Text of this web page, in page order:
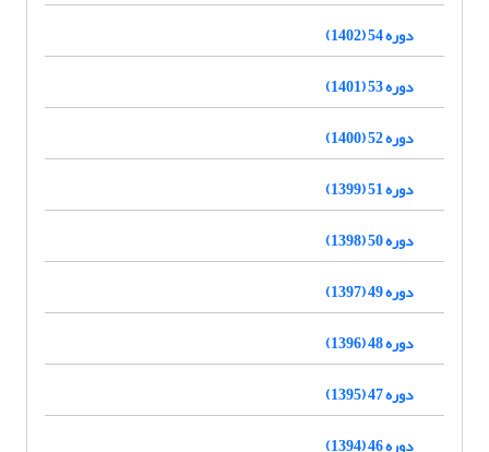
دوره 54 (1402)
دوره 53 (1401)
دوره 52 (1400)
دوره 51 (1399)
دوره 50 (1398)
دوره 49 (1397)
دوره 48 (1396)
دوره 47 (1395)
دوره 46 (1394)